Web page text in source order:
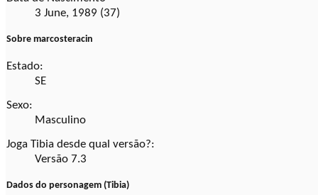
3 June, 1989 (37)
Sobre marcosteracin
Estado:
SE
Sexo:
Masculino
Joga Tibia desde qual versão?:
Versão 7.3
Dados do personagem (Tibia)